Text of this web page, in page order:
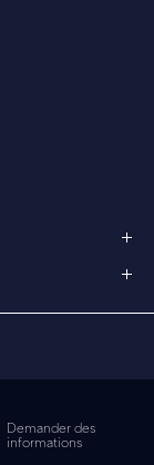
Demander des
informations